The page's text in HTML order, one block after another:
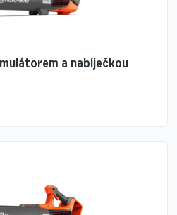
a nabíječkou